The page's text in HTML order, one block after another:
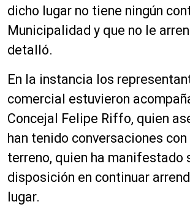
dicho lugar no tiene ningún
Municipalidad y que no le
detalló.
En la instancia los
comercial estuvieron
Concejal Felipe Riffo, quien
han tenido conversaciones con
terreno, quien ha manifestado
disposición en continuar
lugar.